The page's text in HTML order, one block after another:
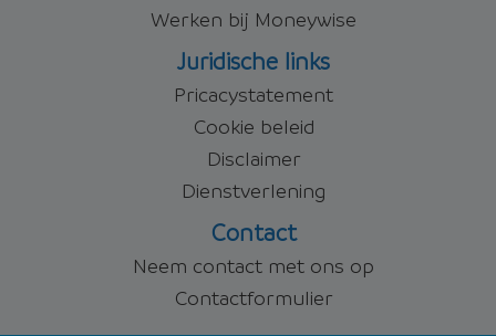
Werken bij Moneywise
Juridische links
Pricacystatement
Cookie beleid
Disclaimer
Dienstverlening
Contact
Neem contact met ons op
Contactformulier